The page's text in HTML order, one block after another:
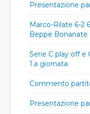
Presentazione
Marco-Rilate 6-2
Beppe Bonanate
Serie C play off e
1.a giornata
Commento
Presentazione